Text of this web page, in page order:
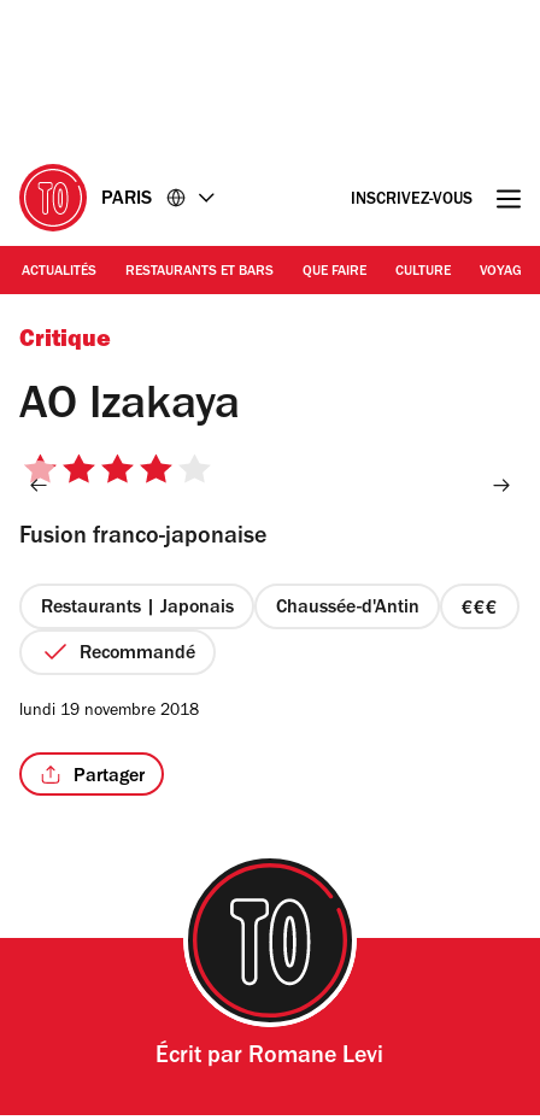
PARIS INSCRIVEZ-VOUS
ACTUALITÉS RESTAURANTS ET BARS QUE FAIRE CULTURE VOYAGE
© Joy Forgas-Deplanche
Critique
AO Izakaya
4
5
Fusion franco-japonaise
Restaurants | Japonais Chaussée-d'Antin
prix
Recommandé
lundi 19 novembre 2018
Partager
Écrit par Romane Levi